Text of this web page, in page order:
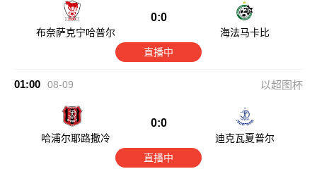
布奈萨克宁哈普尔
0:0
海法马卡比
直播中
01:00 08-09 以超图杯
哈浦尔耶路撒冷
0:0
迪克瓦夏普尔
直播中